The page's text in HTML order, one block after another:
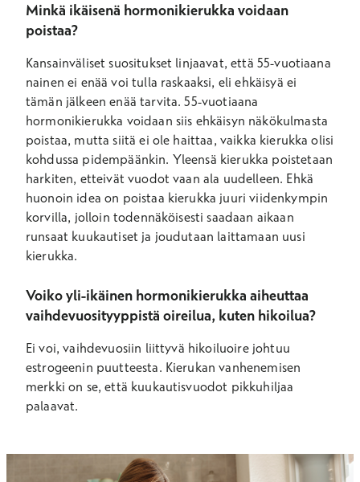
Minkä ikäisenä hormonikierukka voidaan
poistaa?
Kansainväliset suositukset linjaavat, että 55-vuotiaana
nainen ei enää voi tulla raskaaksi, eli ehkäisyä ei
tämän jälkeen enää tarvita. 55-vuotiaana
hormonikierukka voidaan siis ehkäisyn näkökulmasta
poistaa, mutta siitä ei ole haittaa, vaikka kierukka olisi
kohdussa pidempäänkin. Yleensä kierukka poistetaan
harkiten, etteivät vuodot vaan ala uudelleen. Ehkä
huonoin idea on poistaa kierukka juuri viidenkympin
korvilla, jolloin todennäköisesti saadaan aikaan
runsaat kuukautiset ja joudutaan laittamaan uusi
kierukka.
Voiko yli-ikäinen hormonikierukka aiheuttaa
vaihdevuosityyppistä oireilua, kuten hikoilua?
Ei voi, vaihdevuosiin liittyvä hikoiluoire johtuu
estrogeenin puutteesta. Kierukan vanhenemisen
merkki on se, että kuukautisvuodot pikkuhiljaa
palaavat.